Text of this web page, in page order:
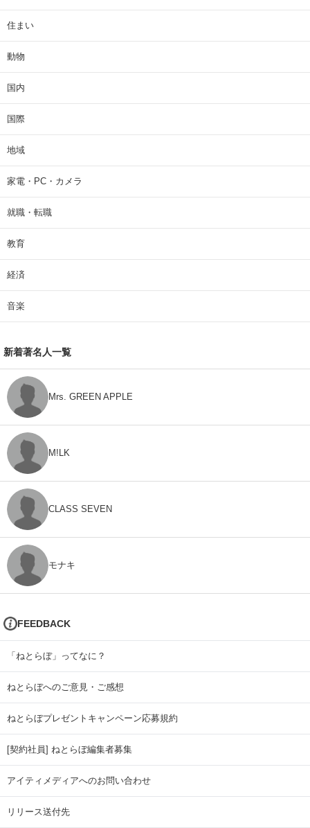
住まい
動物
国内
国際
地域
家電・PC・カメラ
就職・転職
教育
経済
音楽
新着著名人一覧
Mrs. GREEN APPLE
M!LK
CLASS SEVEN
モナキ
FEEDBACK
「ねとらぼ」ってなに？
ねとらぼへのご意見・ご感想
ねとらぼプレゼントキャンペーン応募規約
[契約社員] ねとらぼ編集者募集
アイティメディアへのお問い合わせ
リリース送付先